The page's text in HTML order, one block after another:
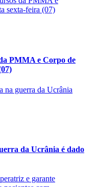
PMMA e Corpo de
da Ucrânia é dado